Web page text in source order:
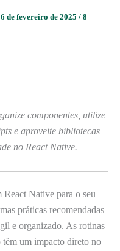
6 de fevereiro de 2025 / 8
componentes, utilize
e aproveite bibliotecas
no React Native.
React Native para o seu
práticas recomendadas
e organizado. As rotinas
têm um impacto direto no